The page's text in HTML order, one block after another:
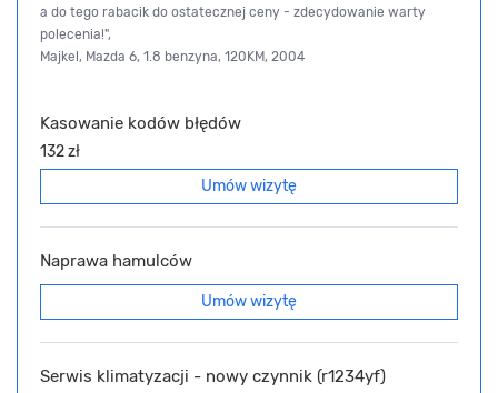
a do tego rabacik do ostatecznej ceny - zdecydowanie warty
polecenia!",
Majkel, Mazda 6, 1.8 benzyna, 120KM, 2004
Kasowanie kodów błędów
132 zł
Umów wizytę
Naprawa hamulców
Umów wizytę
Serwis klimatyzacji - nowy czynnik (r1234yf)